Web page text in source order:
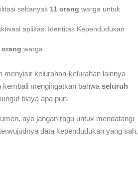
sebanyak 11 orang warga untuk
aplikasi Identitas Kependudukan
orang warga.
menyisir kelurahan-kelurahan lainnya
mengingatkan bahwa seluruh
biaya apa pun.
ayo jangan ragu untuk mendatangi
data kependudukan yang sah,